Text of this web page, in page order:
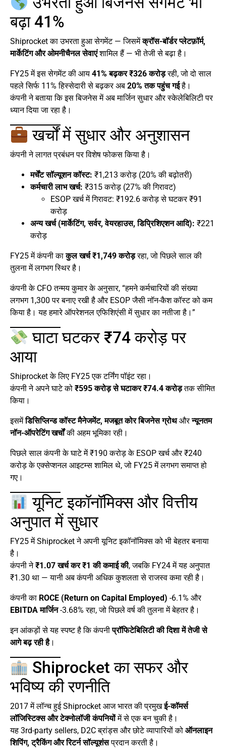
बढ़ा 41%
Shiprocket का उभरता हुआ सेगमेंट — जिसमेंक्रॉस-बॉर्डर प्लेटफ़ॉर्म,
मार्केटिंग और ओमनीचैनल सेवाएंशामिल हैं — भी तेजी से बढ़ा है।
FY25 में इस सेगमेंट की आय 41% बढ़कर ₹326 करोड़रही, जो दो साल
पहले सिर्फ 11% हिस्सेदारी से बढ़कर अब 20% तक पहुंच गईहै।
कंपनी ने बताया कि इस बिजनेस में अब मार्जिन सुधार और स्केलेबिलिटी पर
ध्यान दिया जा रहा है।
खर्चों में सुधार और अनुशासन
कंपनी ने लागत प्रबंधन पर विशेष फोकस किया है।
मर्चेंट सॉल्यूशन कॉस्ट: ₹1,213 करोड़ (20% की बढ़ोतरी)
कर्मचारी लाभ खर्च: ₹315 करोड़ (27% की गिरावट)
ESOP खर्च में गिरावट: ₹192.6 करोड़ से घटकर ₹91
करोड़
अन्य खर्च (मार्केटिंग, सर्वर, वेयरहाउस, डिप्रिशिएशन आदि): ₹221
करोड़
FY25 में कंपनी काकुल खर्च ₹1,749 करोड़रहा, जो पिछले साल की
तुलना में लगभग स्थिर है।
कंपनी के CFO तन्मय कुमार के अनुसार, “हमने कर्मचारियों की संख्या
लगभग 1,300 पर बनाए रखी है और ESOP जैसी नॉन-कैश कॉस्ट को कम
किया है। यह हमारे ऑपरेशनल एफिशिएंसी में सुधार का नतीजा है।”
घाटा घटकर ₹74 करोड़ पर
आया
Shiprocket के लिए FY25 एक टर्निंग पॉइंट रहा।
कंपनी ने अपने घाटे को ₹595 करोड़ से घटाकर ₹74.4 करोड़तक सीमित
किया।
इसमेंडिसिप्लिन्ड कॉस्ट मैनेजमेंट, मजबूत कोर बिजनेस ग्रोथऔरन्यूनतम
नॉन-ऑपरेटिंग खर्चोंकी अहम भूमिका रही।
पिछले साल कंपनी के घाटे में ₹190 करोड़ के ESOP खर्च और ₹240
करोड़ के एक्सेप्शनल आइटम्स शामिल थे, जो FY25 में लगभग समाप्त हो
गए।
यूनिट इकॉनॉमिक्स और वित्तीय
अनुपात में सुधार
FY25 में Shiprocket ने अपनी यूनिट इकॉनॉमिक्स को भी बेहतर बनाया
है।
कंपनी ने₹1.07 खर्च कर ₹1 की कमाई की, जबकि FY24 में यह अनुपात
₹1.30 था — यानी अब कंपनी अधिक कुशलता से राजस्व कमा रही है।
कंपनी का ROCE (Return on Capital Employed) -6.1% और
EBITDA मार्जिन-3.68% रहा, जो पिछले वर्ष की तुलना में बेहतर है।
इन आंकड़ों से यह स्पष्ट है कि कंपनीप्रॉफिटेबिलिटी की दिशा में तेजी से
आगे बढ़ रही है।
Shiprocket का सफर और
भविष्य की रणनीति
2017 में लॉन्च हुई Shiprocket आज भारत की प्रमुखई-कॉमर्स
लॉजिस्टिक्स और टेक्नोलॉजी कंपनियोंमें से एक बन चुकी है।
यह 3rd-party sellers, D2C ब्रांड्स और छोटे व्यापारियों को ऑनलाइन
शिपिंग, ट्रैकिंग और रिटर्न सॉल्यूशंसप्रदान करती है।